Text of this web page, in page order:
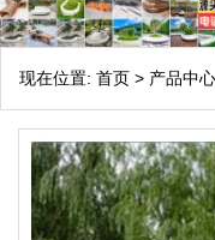
现在位置: 首页 > 产品中心